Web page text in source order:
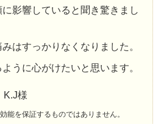
影響していると聞き驚きまし
はすっかりなくなりました。
うに心がけたいと思います。
様
能を保証するものではありません。